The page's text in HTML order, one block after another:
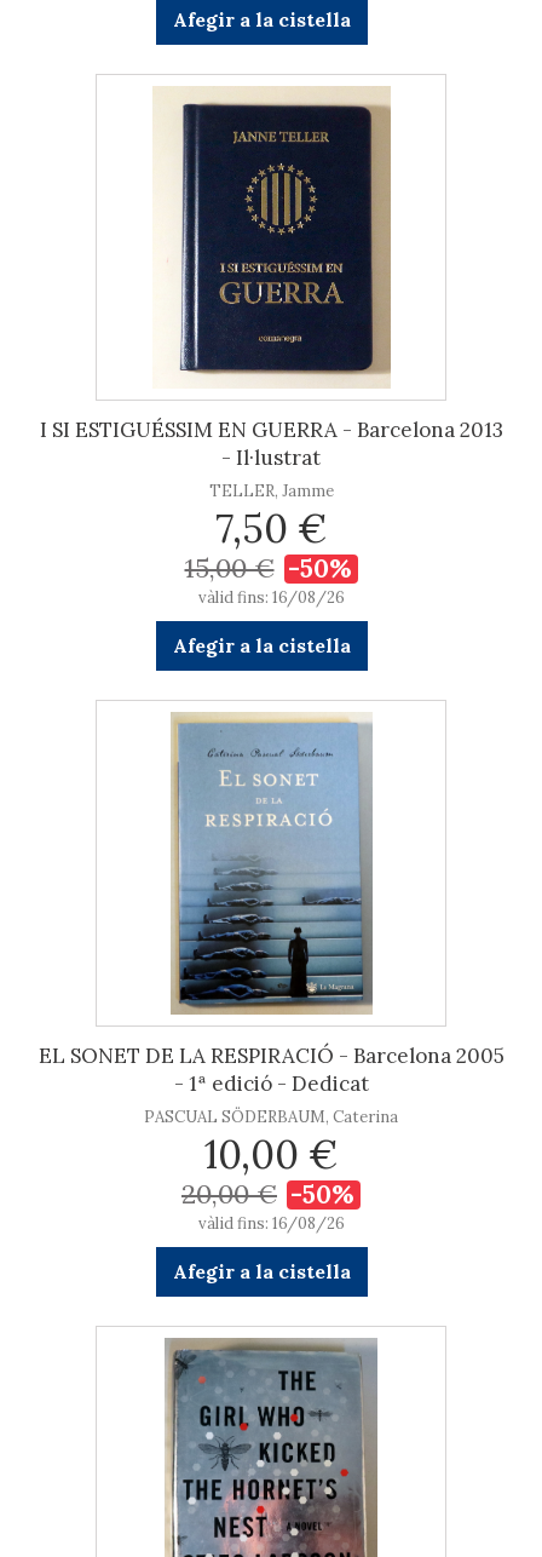
Afegir a la cistella
I SI ESTIGUÉSSIM EN GUERRA - Barcelona 2013
- Il·lustrat
TELLER, Jamme
7,50 €
15,00 € -50%
vàlid fins: 16/08/26
Afegir a la cistella
EL SONET DE LA RESPIRACIÓ - Barcelona 2005
- 1ª edició - Dedicat
PASCUAL SÖDERBAUM, Caterina
10,00 €
20,00 € -50%
vàlid fins: 16/08/26
Afegir a la cistella